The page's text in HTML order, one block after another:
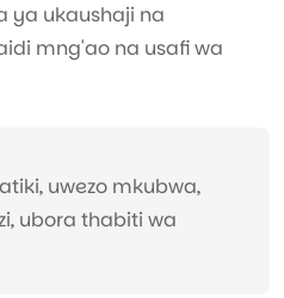
ya ukaushaji na
mng'ao na usafi wa
uwezo mkubwa,
ubora thabiti wa